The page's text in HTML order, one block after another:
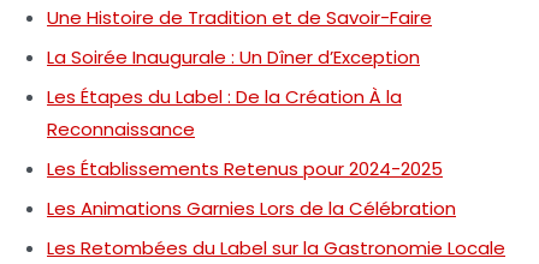
Une Histoire de Tradition et de Savoir-Faire
La Soirée Inaugurale : Un Dîner d’Exception
Les Étapes du Label : De la Création À la
Reconnaissance
Les Établissements Retenus pour 2024-2025
Les Animations Garnies Lors de la Célébration
Les Retombées du Label sur la Gastronomie Locale